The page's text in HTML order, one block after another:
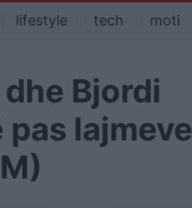
lifestyle tech moti
Bjordi
lajmeve